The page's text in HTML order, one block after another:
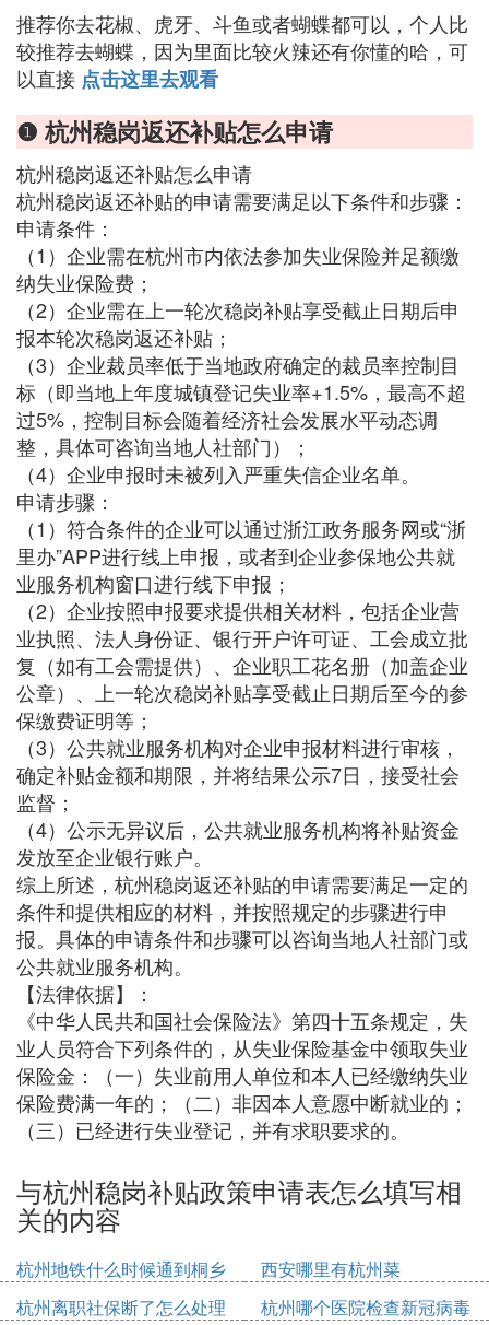
推荐你去花椒、虎牙、斗鱼或者蝴蝶都可以，个人比
较推荐去蝴蝶，因为里面比较火辣还有你懂的哈，可
以直接 点击这里去观看
❶ 杭州稳岗返还补贴怎么申请
杭州稳岗返还补贴怎么申请
杭州稳岗返还补贴的申请需要满足以下条件和步骤：
申请条件：
（1）企业需在杭州市内依法参加失业保险并足额缴
纳失业保险费；
（2）企业需在上一轮次稳岗补贴享受截止日期后申
报本轮次稳岗返还补贴；
（3）企业裁员率低于当地政府确定的裁员率控制目
标（即当地上年度城镇登记失业率+1.5%，最高不超
过5%，控制目标会随着经济社会发展水平动态调
整，具体可咨询当地人社部门）；
（4）企业申报时未被列入严重失信企业名单。
申请步骤：
（1）符合条件的企业可以通过浙江政务服务网或“浙
里办”APP进行线上申报，或者到企业参保地公共就
业服务机构窗口进行线下申报；
（2）企业按照申报要求提供相关材料，包括企业营
业执照、法人身份证、银行开户许可证、工会成立批
复（如有工会需提供）、企业职工花名册（加盖企业
公章）、上一轮次稳岗补贴享受截止日期后至今的参
保缴费证明等；
（3）公共就业服务机构对企业申报材料进行审核，
确定补贴金额和期限，并将结果公示7日，接受社会
监督；
（4）公示无异议后，公共就业服务机构将补贴资金
发放至企业银行账户。
综上所述，杭州稳岗返还补贴的申请需要满足一定的
条件和提供相应的材料，并按照规定的步骤进行申
报。具体的申请条件和步骤可以咨询当地人社部门或
公共就业服务机构。
【法律依据】：
《中华人民共和国社会保险法》第四十五条规定，失
业人员符合下列条件的，从失业保险基金中领取失业
保险金：（一）失业前用人单位和本人已经缴纳失业
保险费满一年的；（二）非因本人意愿中断就业的；
（三）已经进行失业登记，并有求职要求的。
与杭州稳岗补贴政策申请表怎么填写相
关的内容
杭州地铁什么时候通到桐乡
西安哪里有杭州菜
杭州离职社保断了怎么处理
杭州哪个医院检查新冠病毒